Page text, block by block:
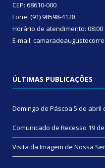
CEP: 68610-000
Fone: (91) 98598-4128
Horário de atendimento: 08:00
E-mail:
ÚLTIMAS PUBLICAÇÕES
Domingo de Páscoa 5 de abril
Comunicado de Recesso 19
Visita da Imagem de Nossa